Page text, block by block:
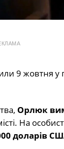
9 жовтня у
Орлюк
На
доларів